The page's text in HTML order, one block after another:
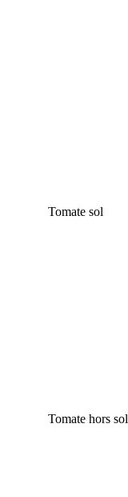
Tomate sol
Tomate hors sol